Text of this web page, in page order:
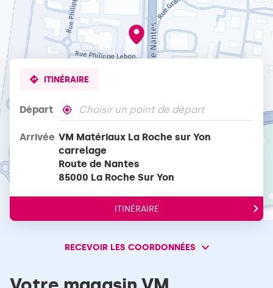
carrelage
© 1987–2026 HERE, IGN
ITINÉRAIRE
Départ
,
un
point
de
vente
VM
MATERIAUX
À
Arrivée VM Matériaux La Roche sur Yon
carrelage
Route de Nantes
85000 La Roche Sur Yon
ITINÉRAIRE
JUSQU'AU
POINT
VENTE
ROCHE
RECEVOIR LES COORDONNÉES
RECEVOIR
COORDONNÉES